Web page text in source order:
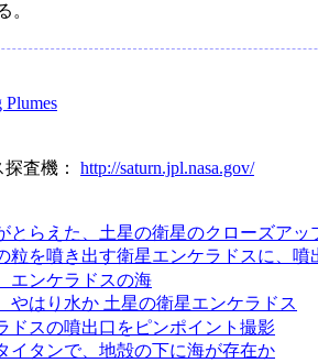
。
査機： http://saturn.jpl.nasa.gov/
とらえた、土星の衛星のクローズアッ
粒を噴き出す衛星エンケラドスに、噴
エンケラドスの海
やはり水か 土星の衛星エンケラドス
ドスの噴出口をピンポイント撮影
イタンで、地殻の下に海が存在か